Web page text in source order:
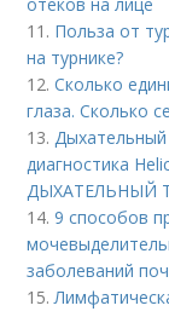
11. Польза от
на турнике?
12.Сколько
глаза. Сколько
13.
диагностика
ДЫХАТЕЛЬНЫЙ
14.9 способов
заболеваний
15.